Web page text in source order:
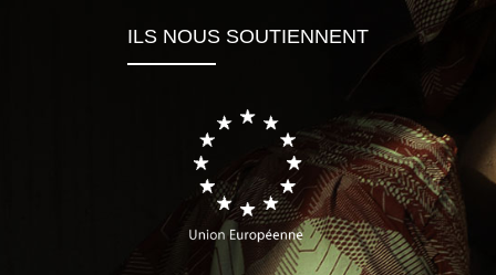
ILS NOUS SOUTIENNENT